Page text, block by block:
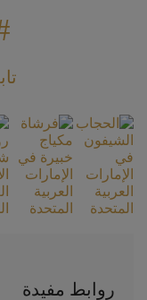
روابط مفيدة